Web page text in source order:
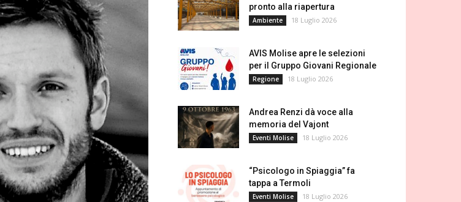
pronto alla riapertura
Ambiente 18 Luglio 2026
AVIS Molise apre le selezioni
per il Gruppo Giovani Regionale
Regione 18 Luglio 2026
Andrea Renzi dà voce alla
memoria del Vajont
Eventi Molise 18 Luglio 2026
“Psicologo in Spiaggia” fa
tappa a Termoli
Eventi Molise 18 Luglio 2026